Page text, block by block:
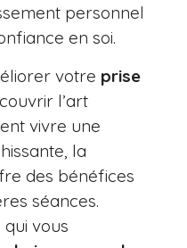
personnel
en soi.
votre prise
l’art
vivre une
la
des bénéfices
séances.
qui vous